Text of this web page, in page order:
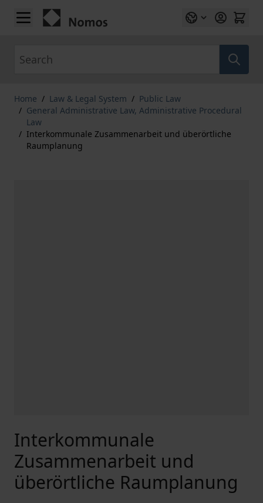
Skip to Content
Home / Law & Legal System / Public Law
/ General Administrative Law, Administrative Procedural
Law
/ Interkommunale Zusammenarbeit und überörtliche
Raumplanung
Interkommunale
Zusammenarbeit und
überörtliche Raumplanung